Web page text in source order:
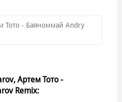
Тото - Баяноммай Andry
Артем Тото -
Remix: